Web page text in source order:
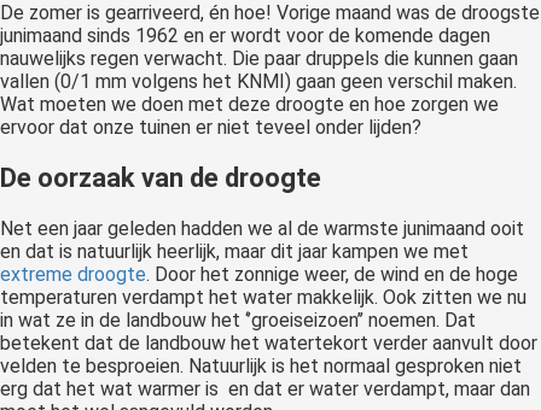
De zomer is gearriveerd, én hoe! Vorige maand was de droogste
junimaand sinds 1962 en er wordt voor de komende dagen
nauwelijks regen verwacht. Die paar druppels die kunnen gaan
vallen (0/1 mm volgens het KNMI) gaan geen verschil maken.
Wat moeten we doen met deze droogte en hoe zorgen we
ervoor dat onze tuinen er niet teveel onder lijden?
De oorzaak van de droogte
Net een jaar geleden hadden we al de warmste junimaand ooit
en dat is natuurlijk heerlijk, maar dit jaar kampen we met
extreme droogte. Door het zonnige weer, de wind en de hoge
temperaturen verdampt het water makkelijk. Ook zitten we nu
in wat ze in de landbouw het ‘’groeiseizoen’’ noemen. Dat
betekent dat de landbouw het watertekort verder aanvult door
velden te besproeien. Natuurlijk is het normaal gesproken niet
erg dat het wat warmer is en dat er water verdampt, maar dan